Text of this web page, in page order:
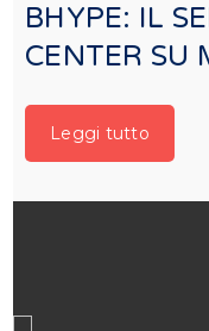
BHYPE: IL
CENTER SU
Leggi tutto